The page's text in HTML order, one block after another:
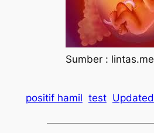
Sumber : lintas.me
positif hamil test Updated